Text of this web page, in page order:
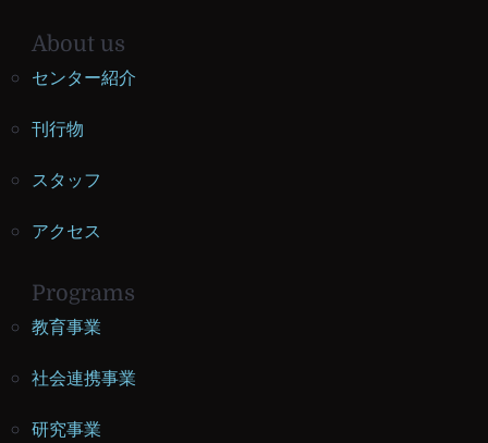
About us
センター紹介
刊行物
スタッフ
アクセス
Programs
教育事業
社会連携事業
研究事業